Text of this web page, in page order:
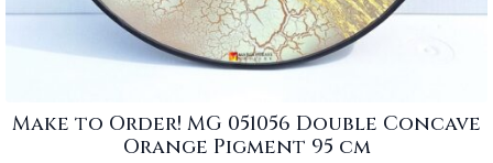
Make to Order! MG 051056 Double Concave
Orange Pigment 95 cm